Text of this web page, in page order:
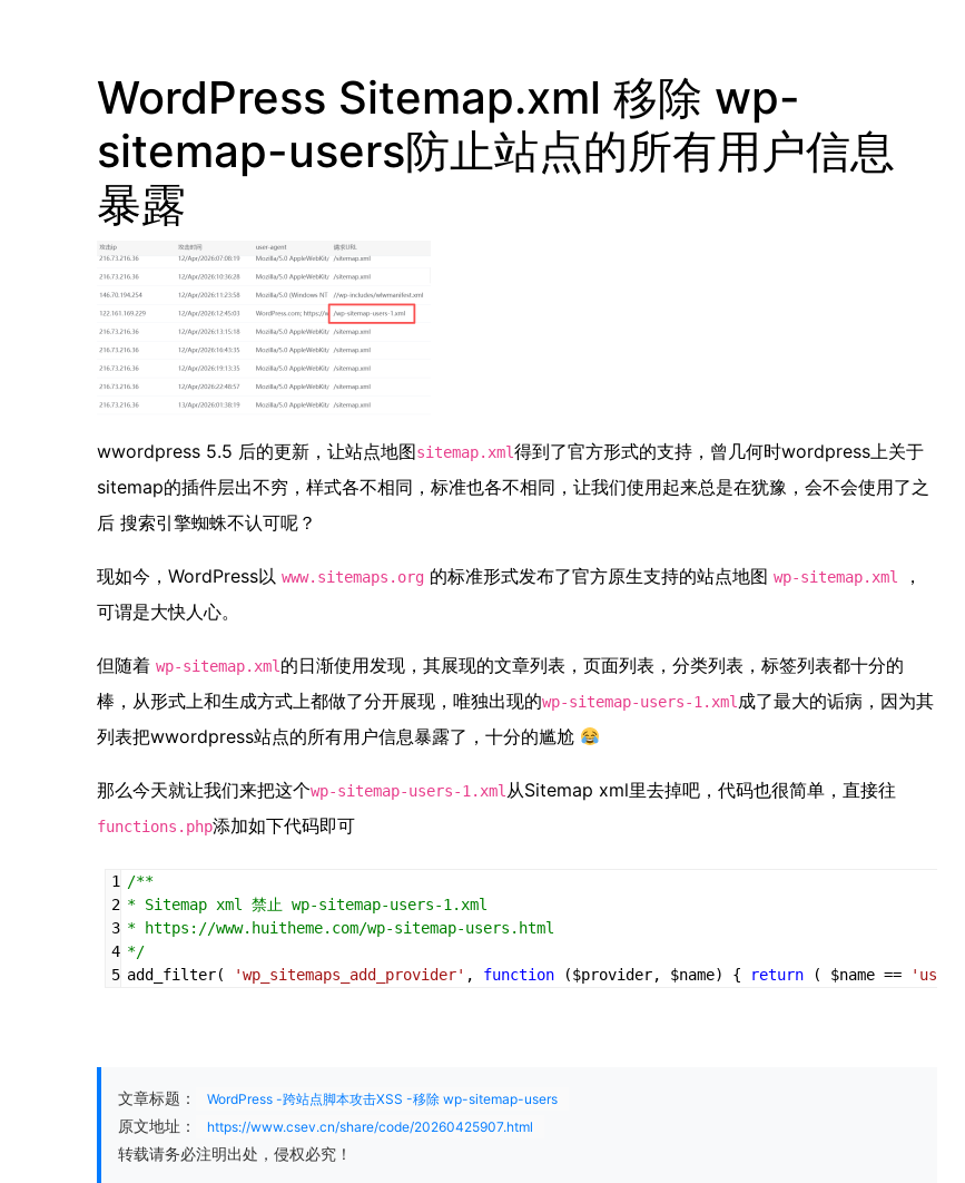
WordPress Sitemap.xml 移除 wp-
sitemap-users防止站点的所有用户信息
暴露
wwordpress 5.5 后的更新，让站点地图sitemap.xml得到了官方形式的支持，曾几何时wordpress上关于
sitemap的插件层出不穷，样式各不相同，标准也各不相同，让我们使用起来总是在犹豫，会不会使用了之
后 搜索引擎蜘蛛不认可呢？
现如今，WordPress以 www.sitemaps.org 的标准形式发布了官方原生支持的站点地图 wp-sitemap.xml
，
可谓是大快人心。
但随着 wp-sitemap.xml 的日渐使用发现，其展现的文章列表，页面列表，分类列表，标签列表都十分的
棒，从形式上和生成方式上都做了分开展现，唯独出现的wp-sitemap-users-1.xml 成了最大的诟病，因为其
列表把wwordpress站点的所有用户信息暴露了，十分的尴尬
那么今天就让我们来把这个wp-sitemap-users-1.xml 从Sitemap xml里去掉吧，代码也很简单，直接往
functions.php添加如下代码即可
/**
* Sitemap xml 禁止 wp-sitemap-users-1.xml
* https://www.huitheme.com/wp-sitemap-users.html
*/
add_filter(
'wp_sitemaps_add_provider' , function ($provider, $name) { return ( $name == 'users'
文章标题： WordPress -跨站点脚本攻击XSS -移除 wp-sitemap-users
原文地址： https://www.csev.cn/share/code/20260425907.html
转载请务必注明出处，侵权必究！